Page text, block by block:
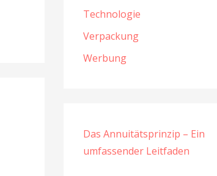
Technologie
Verpackung
Werbung
Das Annuitätsprinzip – Ein
umfassender Leitfaden